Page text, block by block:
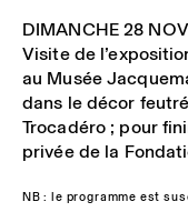
DIMANCHE 28
Visite de
au Musée
dans le décor
Trocadéro ; pour
privée de la
NB : le programme est